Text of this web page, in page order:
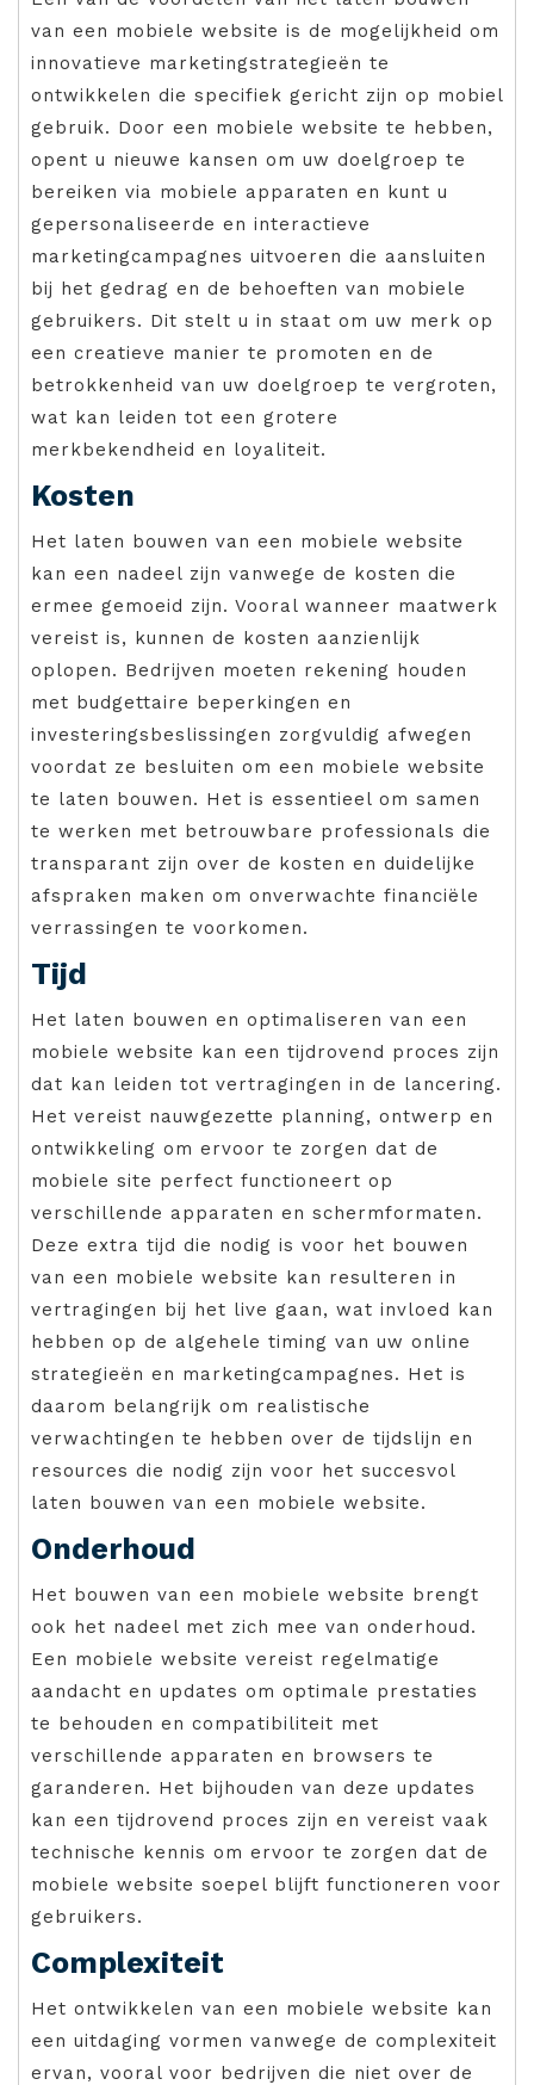
van een mobiele website is de mogelijkheid om
innovatieve marketingstrategieën te
ontwikkelen die specifiek gericht zijn op mobiel
gebruik. Door een mobiele website te hebben,
opent u nieuwe kansen om uw doelgroep te
bereiken via mobiele apparaten en kunt u
gepersonaliseerde en interactieve
marketingcampagnes uitvoeren die aansluiten
bij het gedrag en de behoeften van mobiele
gebruikers. Dit stelt u in staat om uw merk op
een creatieve manier te promoten en de
betrokkenheid van uw doelgroep te vergroten,
wat kan leiden tot een grotere
merkbekendheid en loyaliteit.
Kosten
Het laten bouwen van een mobiele website
kan een nadeel zijn vanwege de kosten die
ermee gemoeid zijn. Vooral wanneer maatwerk
vereist is, kunnen de kosten aanzienlijk
oplopen. Bedrijven moeten rekening houden
met budgettaire beperkingen en
investeringsbeslissingen zorgvuldig afwegen
voordat ze besluiten om een mobiele website
te laten bouwen. Het is essentieel om samen
te werken met betrouwbare professionals die
transparant zijn over de kosten en duidelijke
afspraken maken om onverwachte financiële
verrassingen te voorkomen.
Tijd
Het laten bouwen en optimaliseren van een
mobiele website kan een tijdrovend proces zijn
dat kan leiden tot vertragingen in de lancering.
Het vereist nauwgezette planning, ontwerp en
ontwikkeling om ervoor te zorgen dat de
mobiele site perfect functioneert op
verschillende apparaten en schermformaten.
Deze extra tijd die nodig is voor het bouwen
van een mobiele website kan resulteren in
vertragingen bij het live gaan, wat invloed kan
hebben op de algehele timing van uw online
strategieën en marketingcampagnes. Het is
daarom belangrijk om realistische
verwachtingen te hebben over de tijdslijn en
resources die nodig zijn voor het succesvol
laten bouwen van een mobiele website.
Onderhoud
Het bouwen van een mobiele website brengt
ook het nadeel met zich mee van onderhoud.
Een mobiele website vereist regelmatige
aandacht en updates om optimale prestaties
te behouden en compatibiliteit met
verschillende apparaten en browsers te
garanderen. Het bijhouden van deze updates
kan een tijdrovend proces zijn en vereist vaak
technische kennis om ervoor te zorgen dat de
mobiele website soepel blijft functioneren voor
gebruikers.
Complexiteit
Het ontwikkelen van een mobiele website kan
een uitdaging vormen vanwege de complexiteit
ervan, vooral voor bedrijven die niet over de